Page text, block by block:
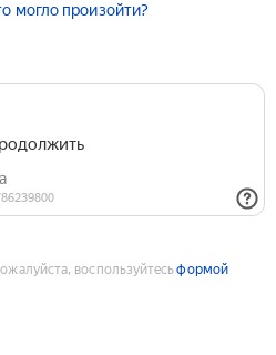
могло произойти?
воспользуйтесьформой